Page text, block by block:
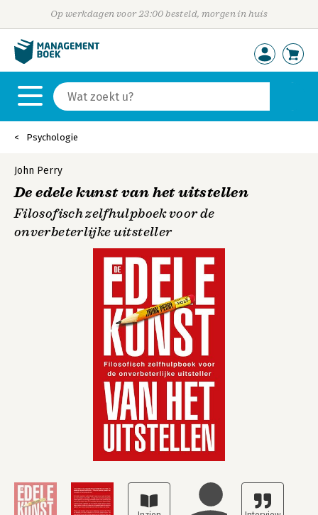
Op werkdagen voor 23:00 besteld, morgen in huis
Psychologie
John Perry
De edele kunst van het uitstellen
Filosofisch zelfhulpboek voor de
onverbeterlijke uitsteller